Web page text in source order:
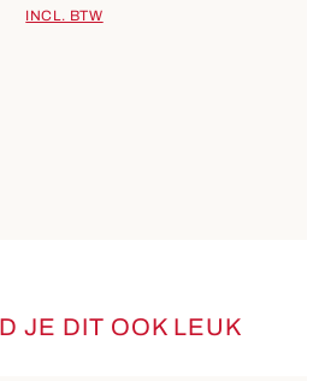
INCL. BTW
JE DIT OOK LEUK